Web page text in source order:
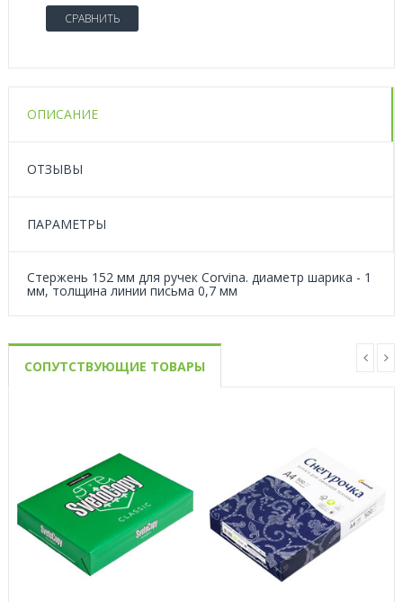
СРАВНИТЬ
ОПИСАНИЕ
ОТЗЫВЫ
ПАРАМЕТРЫ
Cтержень 152 мм для ручек Corvina. диаметр шарика - 1
мм, толщина линии письма 0,7 мм
СОПУТСТВУЮЩИЕ ТОВАРЫ